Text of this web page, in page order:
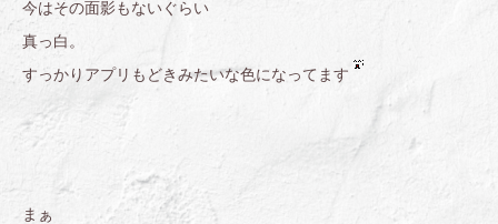
今はその面影もないぐらい
真っ白。
すっかりアプリもどきみたいな色になってます
まぁ